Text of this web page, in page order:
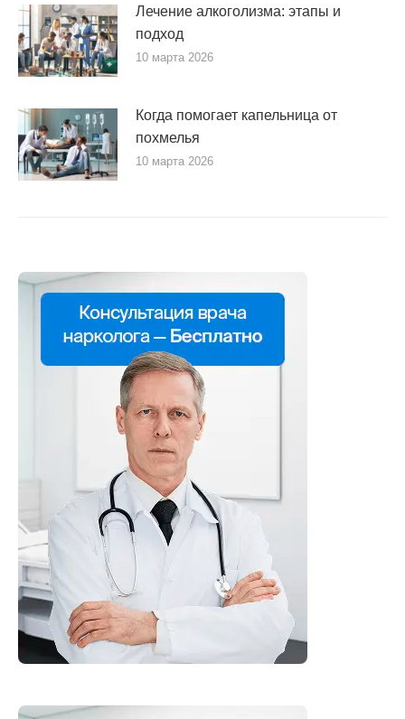
Лечение алкоголизма: этапы и
подход
10 марта 2026
Когда помогает капельница от
похмелья
10 марта 2026